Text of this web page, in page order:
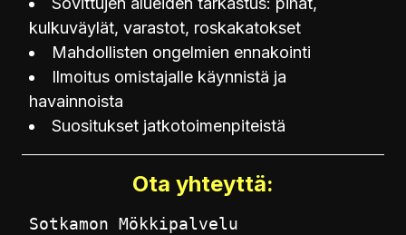
kulkuväylät, varastot, roskakatokset
Mahdollisten ongelmien ennakointi
Ilmoitus omistajalle käynnistä ja
havainnoista
Suositukset jatkotoimenpiteistä
Ota yhteyttä:
Sotkamon Mökkipalvelu